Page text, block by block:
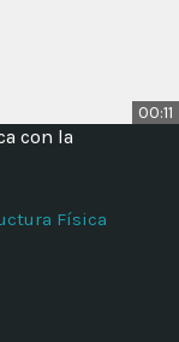
00:11
con la
Física